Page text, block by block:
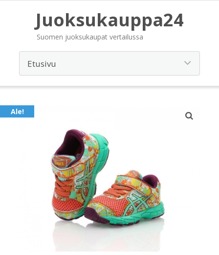
Juoksukauppa24
Suomen juoksukaupat vertailussa
Ale!